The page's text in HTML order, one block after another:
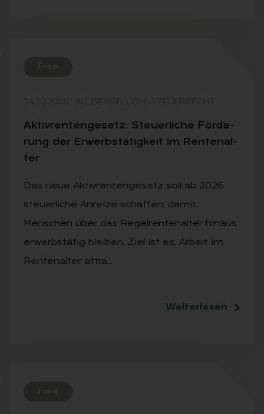
Ak­tiv­ren­ten­ge­setz: Steu­er­li­che För­de­
rung der Er­werbs­tä­tig­keit im Ren­ten­al­
ter
Das neue Aktivrentengesetz soll ab 2026
steuerliche Anreize schaffen, damit
Menschen über das Regelrentenalter hinaus
erwerbstätig bleiben. Ziel ist es, Arbeit im
Rentenalter attra…
Weiterlesen